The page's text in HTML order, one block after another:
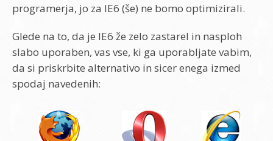
programerja, jo za IE6 (še) ne bomo optimizirali.
Glede na to, da je IE6 že zelo zastarel in nasploh
slabo uporaben, vas vse, ki ga uporabljate vabim,
da si priskrbite alternativo in sicer enega izmed
spodaj navedenih: